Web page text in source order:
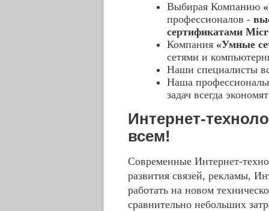
Выбирая Компанию
профессионалов -
сертификатами
Компания «Умные
сетями и
Наши специалисты
Наша
задач всегда
Интернет-
всем!
Современные Интернет-
развития связей, рекламы,
работать на новом
сравнительно небольших